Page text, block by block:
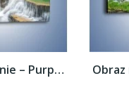
Obraz na płótnie – Purpurowy las i...